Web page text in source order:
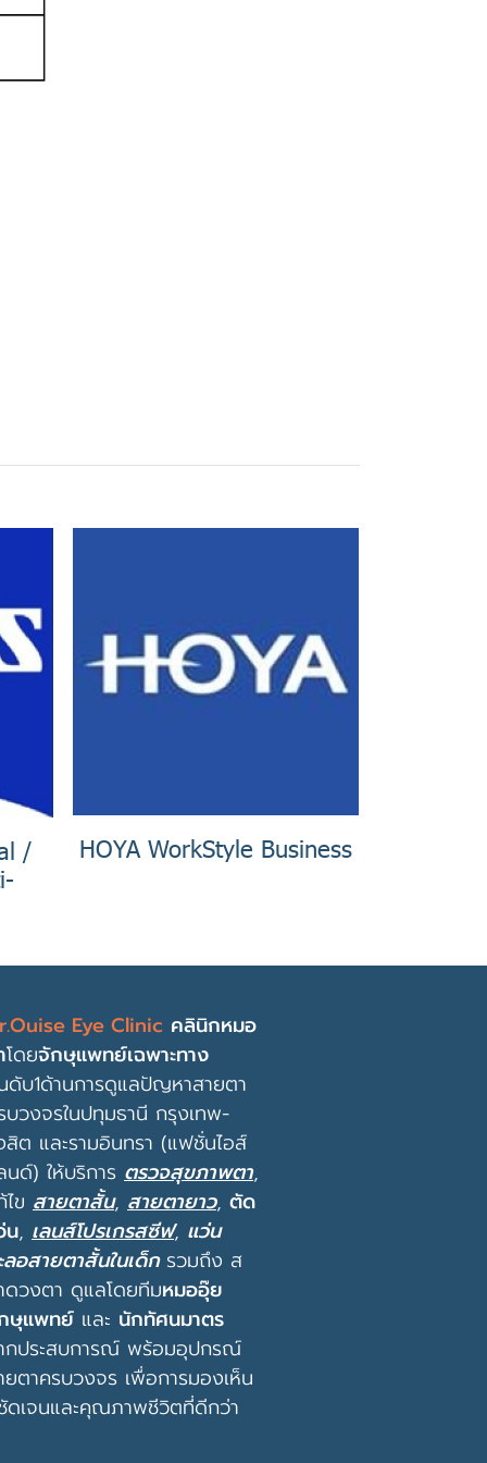
/
HOYA WorkStyle Business
Eye Clinic คลินิกหมอ
โดยจักษุแพทย์เฉพาะทาง
ดับ1ด้านการดูแลปัญหาสายตา
บวงจรในปทุมธานี กรุงเทพ-
สิต และรามอินทรา (แฟชั่นไอส์
นด์) ให้บริการ ตรวจสุขภาพตา,
ข สายตาสั้น, สายตายาว, ตัด
น, เลนส์โปรเกรสซีฟ, แว่น
ลอสายตาสั้นในเด็ก รวมถึง ส
ดวงตา ดูแลโดยทีมหมออุ๊ย
ษุแพทย์ และ นักทัศนมาตร
กประสบการณ์ พร้อมอุปกรณ์
ยตาครบวงจร เพื่อการมองเห็น
ดเจนและคุณภาพชีวิตที่ดีกว่า